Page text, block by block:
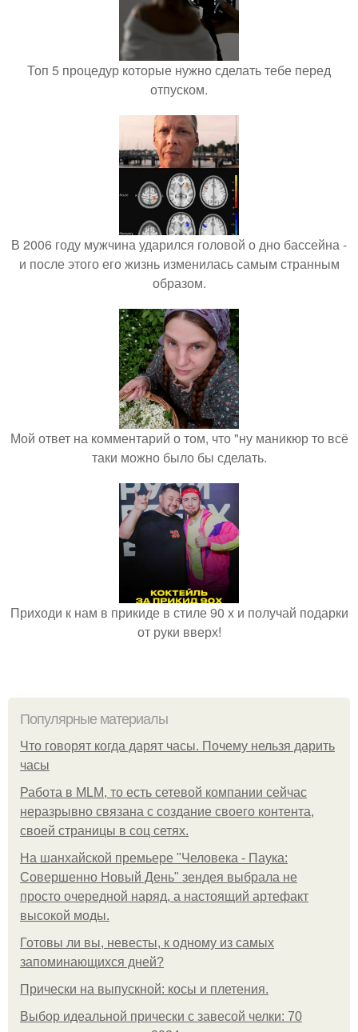
Топ 5 процедур которые нужно сделать тебе перед
отпуском.
В 2006 году мужчина ударился головой о дно бассейна -
и после этого его жизнь изменилась самым странным
образом.
Мой ответ на комментарий о том, что "ну маникюр то всё
таки можно было бы сделать.
Приходи к нам в прикиде в стиле 90 х и получай подарки
от руки вверх!
Популярные материалы
Что говорят когда дарят часы. Почему нельзя дарить
часы
Работа в MLM, то есть сетевой компании сейчас
неразрывно связана с создание своего контента,
своей страницы в соц сетях.
На шанхайской премьере "Человека - Паука:
Совершенно Новый День" зендея выбрала не
просто очередной наряд, а настоящий артефакт
высокой моды.
Готовы ли вы, невесты, к одному из самых
запоминающихся дней?
Прически на выпускной: косы и плетения.
Выбор идеальной прически с завесой челки: 70